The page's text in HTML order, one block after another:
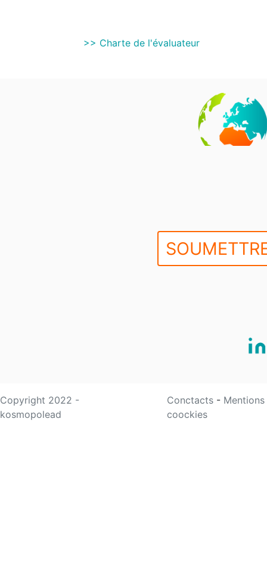
>> Charte de l'évaluateur
Copyright 2022 -
kosmopolead
Conctacts -
coockies